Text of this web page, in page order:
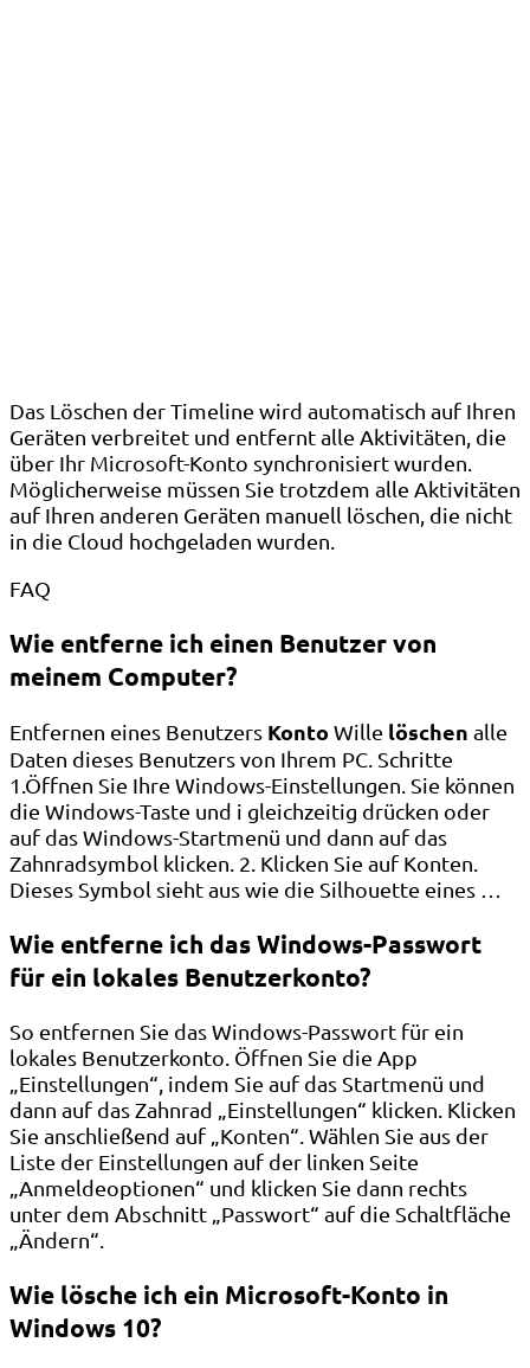
Das Löschen der Timeline wird automatisch auf Ihren
Geräten verbreitet und entfernt alle Aktivitäten, die
über Ihr Microsoft-Konto synchronisiert wurden.
Möglicherweise müssen Sie trotzdem alle Aktivitäten
auf Ihren anderen Geräten manuell löschen, die nicht
in die Cloud hochgeladen wurden.
FAQ
Wie entferne ich einen Benutzer von
meinem Computer?
Entfernen eines Benutzers Konto Wille löschen alle
Daten dieses Benutzers von Ihrem PC. Schritte
1.Öffnen Sie Ihre Windows-Einstellungen. Sie können
die Windows-Taste und i gleichzeitig drücken oder
auf das Windows-Startmenü und dann auf das
Zahnradsymbol klicken. 2. Klicken Sie auf Konten.
Dieses Symbol sieht aus wie die Silhouette eines …
Wie entferne ich das Windows-Passwort
für ein lokales Benutzerkonto?
So entfernen Sie das Windows-Passwort für ein
lokales Benutzerkonto. Öffnen Sie die App
„Einstellungen“, indem Sie auf das Startmenü und
dann auf das Zahnrad „Einstellungen“ klicken. Klicken
Sie anschließend auf „Konten“. Wählen Sie aus der
Liste der Einstellungen auf der linken Seite
„Anmeldeoptionen“ und klicken Sie dann rechts
unter dem Abschnitt „Passwort“ auf die Schaltfläche
„Ändern“.
Wie lösche ich ein Microsoft-Konto in
Windows 10?